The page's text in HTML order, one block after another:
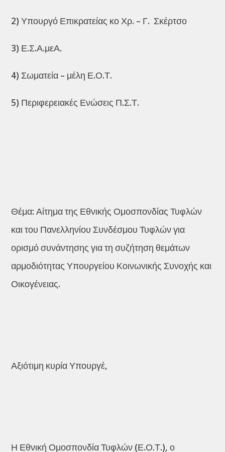
2) Υπουργό Επικρατείας κο Χρ. – Γ. Σκέρτσο
3) Ε.Σ.Α.μεΑ.
4) Σωματεία – μέλη Ε.Ο.Τ.
5) Περιφερειακές Ενώσεις Π.Σ.Τ.
Θέμα: Αίτημα της Εθνικής Ομοσπονδίας Τυφλών
και του Πανελληνίου Συνδέσμου Τυφλών για
ορισμό συνάντησης για τη συζήτηση θεμάτων
αρμοδιότητας Υπουργείου Κοινωνικής Συνοχής και
Οικογένειας.
Αξιότιμη κυρία Υπουργέ,
Η Εθνική Ομοσπονδία Τυφλών (Ε.Ο.Τ.), ο